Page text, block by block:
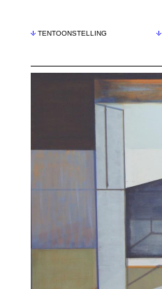
TENTOONSTELLING